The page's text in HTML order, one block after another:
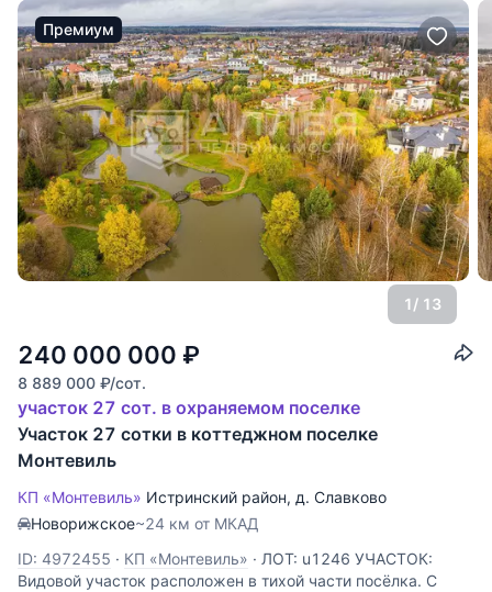
Премиум
1/ 13
240 000 000 ₽
8 889 000 ₽/сот.
участок 27 сот. в охраняемом поселке
Участок 27 сотки в коттеджном поселке
Монтевиль
КП «Монтевиль» Истринский район, д. Славково
Новорижское~24 км от МКАД
ID: 4972455 · КП «Монтевиль» · ЛОТ: u1246 УЧАСТОК:
Видовой участок расположен в тихой части посёлка. С